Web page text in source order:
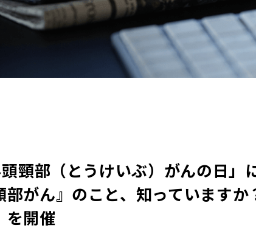
頸部（とうけいぶ）がんの日」
がん』のこと、知っていますか
を開催